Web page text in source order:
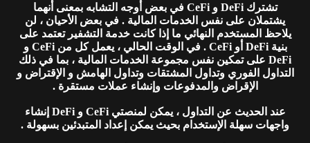
تشترك DeFi و CeFi في بعض أوجه التشابه بمعنى أنهما
يشتملان على نفس الخدمات المالية . في بعض الأحيان ، لن
يلاحظ المستخدم النهائي ما إذا كانت خدمة التشفير تعتمد على
بنية DeFi أو CeFi . في الوقت الحالي ، يعمل كل من CeFi و
DeFi على تمكين نفس مجموعة الخدمات المالية ، بما في ذلك
التداول الفوري وتداول المشتقات وتداول الهامش و الإقتراض و
الإقراض والمدفوعات وإنشاء عملات مستقرة .
عند الحديث عن التداول ، يمكن لمنصتي CeFi و DeFi إنشاء
واجهات سهلة الإستخدام بحيث يمكن إعداد المتبدئين بسهولة .